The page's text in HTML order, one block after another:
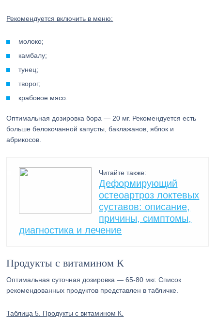
Рекомендуется включить в меню:
молоко;
камбалу;
тунец;
творог;
крабовое мясо.
Оптимальная дозировка бора — 20 мг. Рекомендуется есть
больше белокочанной капусты, баклажанов, яблок и
абрикосов.
Читайте также:
Деформирующий
остеоартроз локтевых
суставов: описание,
причины, симптомы,
диагностика и лечение
Продукты с витамином К
Оптимальная суточная дозировка — 65-80 мкг. Список
рекомендованных продуктов представлен в табличке.
Таблица 5. Продукты с витамином К.